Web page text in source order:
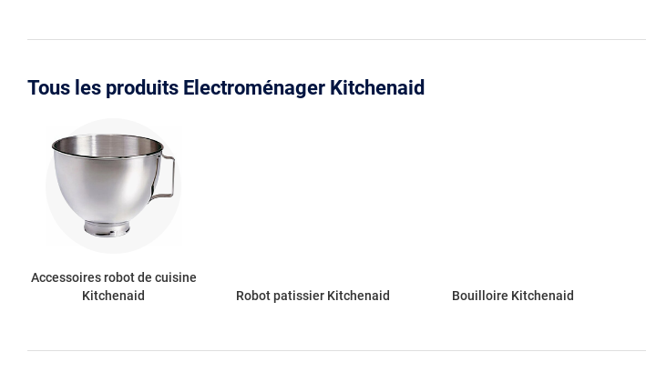
Tous les produits Electroménager Kitchenaid
Accessoires robot de cuisine
Kitchenaid
Robot patissier Kitchenaid Bouilloire Kitchenaid